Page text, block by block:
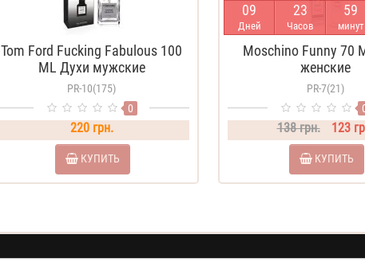
Tom Ford Fucking Fabulous 100
ML Духи мужские
PR-10(175)
0
220 грн.
КУПИТЬ
09
Дней
23
Часов
59
минут
Moschino Funny 70
женские
PR-7(21)
138 грн. 123
КУПИТЬ